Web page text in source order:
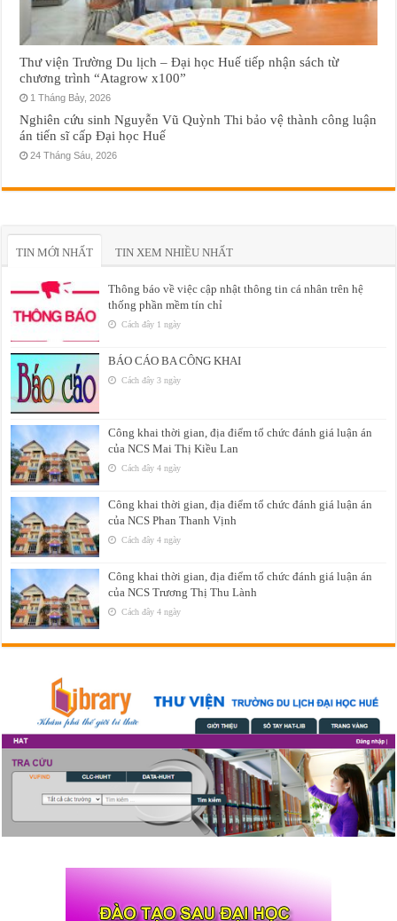
Thư viện Trường Du lịch – Đại học Huế tiếp nhận sách từ
chương trình “Atagrow x100”
1 Tháng Bảy, 2026
Nghiên cứu sinh Nguyễn Vũ Quỳnh Thi bảo vệ thành công luận
án tiến sĩ cấp Đại học Huế
24 Tháng Sáu, 2026
TIN MỚI NHẤT TIN XEM NHIỀU NHẤT
Thông báo về việc cập nhật thông tin cá nhân trên hệ
thống phần mềm tín chỉ
Cách đây 1 ngày
BÁO CÁO BA CÔNG KHAI
Cách đây 3 ngày
Công khai thời gian, địa điểm tổ chức đánh giá luận án
của NCS Mai Thị Kiều Lan
Cách đây 4 ngày
Công khai thời gian, địa điểm tổ chức đánh giá luận án
của NCS Phan Thanh Vịnh
Cách đây 4 ngày
Công khai thời gian, địa điểm tổ chức đánh giá luận án
của NCS Trương Thị Thu Lành
Cách đây 4 ngày